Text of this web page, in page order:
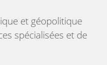
et géopolitique
spécialisées et de